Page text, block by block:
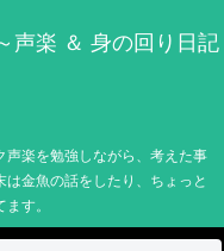
楽 ＆ 身の回り日記
声楽を勉強しながら、考えた事
金魚の話をしたり、ちょっと
す。